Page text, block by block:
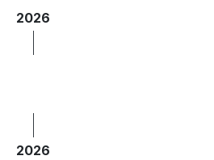
2026
2026